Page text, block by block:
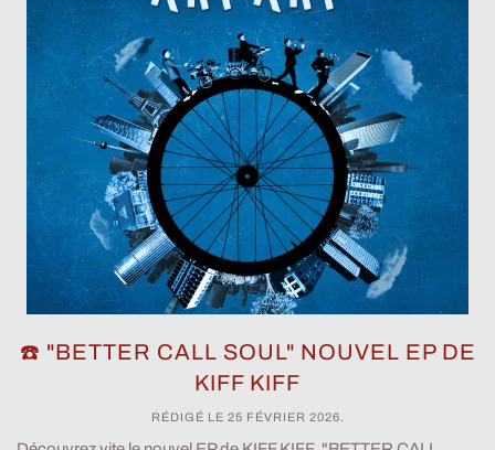
☎️ "BETTER CALL SOUL" NOUVEL EP DE
KIFF KIFF
RÉDIGÉ LE 25 FÉVRIER 2026